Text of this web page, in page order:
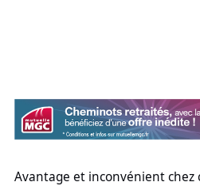
Avantage et inconvénient chez